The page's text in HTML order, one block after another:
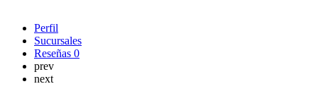
Perfil
Sucursales
Reseñas 0
prev
next